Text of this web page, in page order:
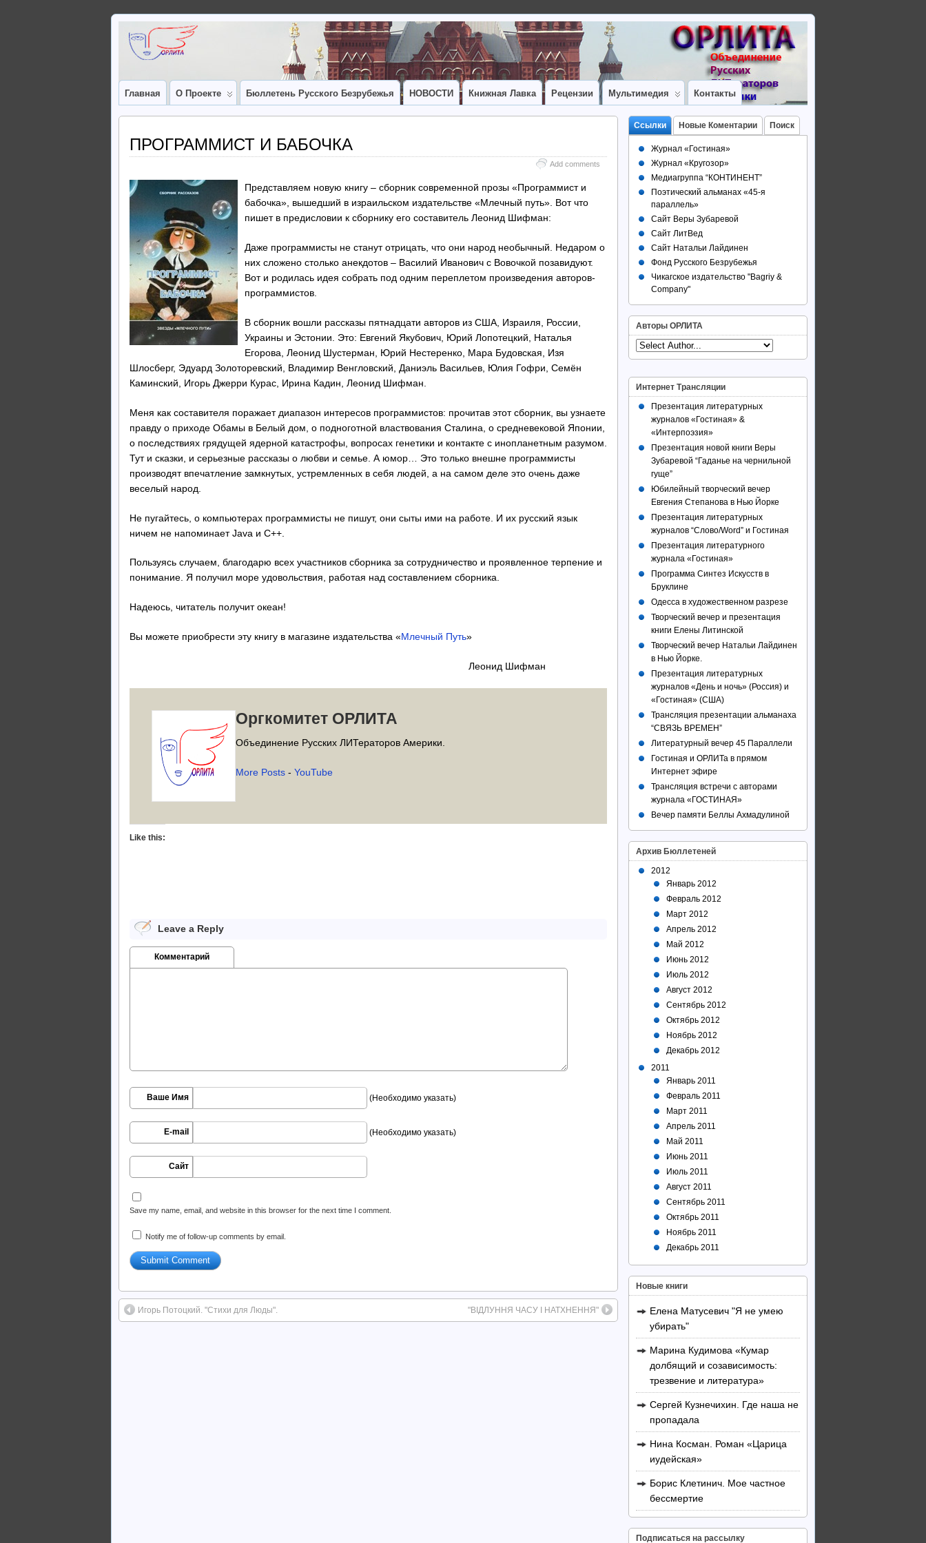
Главная О Проекте Бюллетень Русского Безрубежья НОВОСТИ Книжная Лавка Рецензии Мультимедия Контакты
ПРОГРАММИСТ И БАБОЧКА
Add comments
Представляем новую книгу – сборник современной прозы «Программист и
бабочка», вышедший в израильском издательстве «Млечный путь». Вот что
пишет в предисловии к сборнику его составитель Леонид Шифман:
Даже программисты не станут отрицать, что они народ необычный. Недаром о
них сложено столько анекдотов – Василий Иванович с Вовочкой позавидуют.
Вот и родилась идея собрать под одним переплетом произведения авторов-
программистов.
В сборник вошли рассказы пятнадцати авторов из США, Израиля, России,
Украины и Эстонии. Это: Евгений Якубович, Юрий Лопотецкий, Наталья
Егорова, Леонид Шустерман, Юрий Нестеренко, Мара Будовская, Изя
Шлосберг, Эдуард Золоторевский, Владимир Венгловский, Даниэль Васильев, Юлия Гофри, Семён
Каминский, Игорь Джерри Курас, Ирина Кадин, Леонид Шифман.
Меня как составителя поражает диапазон интересов программистов: прочитав этот сборник, вы узнаете
правду о приходе Обамы в Белый дом, о подноготной властвования Сталина, о средневековой Японии,
о последствиях грядущей ядерной катастрофы, вопросах генетики и контакте с инопланетным разумом.
Тут и сказки, и серьезные рассказы о любви и семье. А юмор… Это только внешне программисты
производят впечатление замкнутых, устремленных в себя людей, а на самом деле это очень даже
веселый народ.
Не пугайтесь, о компьютерах программисты не пишут, они сыты ими на работе. И их русский язык
ничем не напоминает Java и C++.
Пользуясь случаем, благодарю всех участников сборника за сотрудничество и проявленное терпение и
понимание. Я получил море удовольствия, работая над составлением сборника.
Надеюсь, читатель получит океан!
Вы можете приобрести эту книгу в магазине издательства «Млечный Путь»
Леонид Шифман
Оргкомитет ОРЛИТА
Объединение Русских ЛИТераторов Америки.
More Posts - YouTube
Like this:
Leave a Reply
Комментарий
Ваше Имя (Необходимо указать)
E-mail (Необходимо указать)
Сайт
Save my name, email, and website in this browser for the next time I comment.
Notify me of follow-up comments by email.
Игорь Потоцкий. "Стихи для Люды". "ВІДЛУННЯ ЧАСУ І НАТХНЕННЯ"
Ссылки Новые Коментарии Поиск
Журнал «Гостиная»
Журнал «Кругозор»
Медиагруппа “КОНТИНЕНТ”
Поэтический альманах «45-я
параллель»
Сайт Веры Зубаревой
Сайт ЛитВед
Сайт Натальи Лайдинен
Фонд Русского Безрубежья
Чикагское издательство "Bagriy &
Company"
Авторы ОРЛИТА
Интернет Трансляции
Презентация литературных
журналов «Гостиная» &
«Интерпоэзия»
Презентация новой книги Веры
Зубаревой “Гаданье на чернильной
гуще”
Юбилейный творческий вечер
Евгения Степанова в Нью Йорке
Презентация литературных
журналов “Слово/Word” и Гостиная
Презентация литературного
журнала «Гостиная»
Программа Синтез Искусств в
Бруклине
Одесса в художественном разрезе
Творческий вечер и презентация
книги Елены Литинской
Творческий вечер Натальи Лайдинен
в Нью Йорке.
Презентация литературных
журналов «День и ночь» (Россия) и
«Гостиная» (США)
Трансляция презентации альманаха
“СВЯЗЬ ВРЕМЕН”
Литературный вечер 45 Параллели
Гостиная и ОРЛИТа в прямом
Интернет эфире
Трансляция встречи с авторами
журнала «ГОСТИНАЯ»
Вечер памяти Беллы Ахмадулиной
Архив Бюллетеней
2012
Январь 2012
Февраль 2012
Март 2012
Апрель 2012
Май 2012
Июнь 2012
Июль 2012
Август 2012
Сентябрь 2012
Октябрь 2012
Ноябрь 2012
Декабрь 2012
2011
Январь 2011
Февраль 2011
Март 2011
Апрель 2011
Май 2011
Июнь 2011
Июль 2011
Август 2011
Сентябрь 2011
Октябрь 2011
Ноябрь 2011
Декабрь 2011
Новые книги
Елена Матусевич "Я не умею
убирать"
Марина Кудимова «Кумар
долбящий и созависимость:
трезвение и литература»
Сергей Кузнечихин. Где наша не
пропадала
Нина Косман. Роман «Царица
иудейская»
Борис Клетинич. Мое частное
бессмертие
Подписаться на рассылку